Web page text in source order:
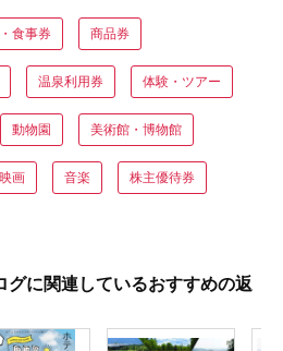
食事券 商品券
温泉利用券 体験・ツアー
動物園 美術館・博物館
映画 音楽 株主優待券
グに関連しているおすすめの返